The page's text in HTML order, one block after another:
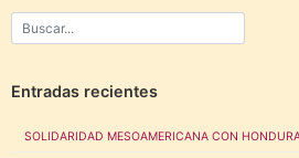
Entradas recientes
SOLIDARIDAD MESOAMERICANA CON